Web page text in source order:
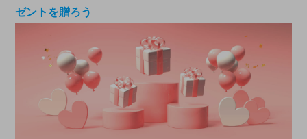
ゼントを贈ろう